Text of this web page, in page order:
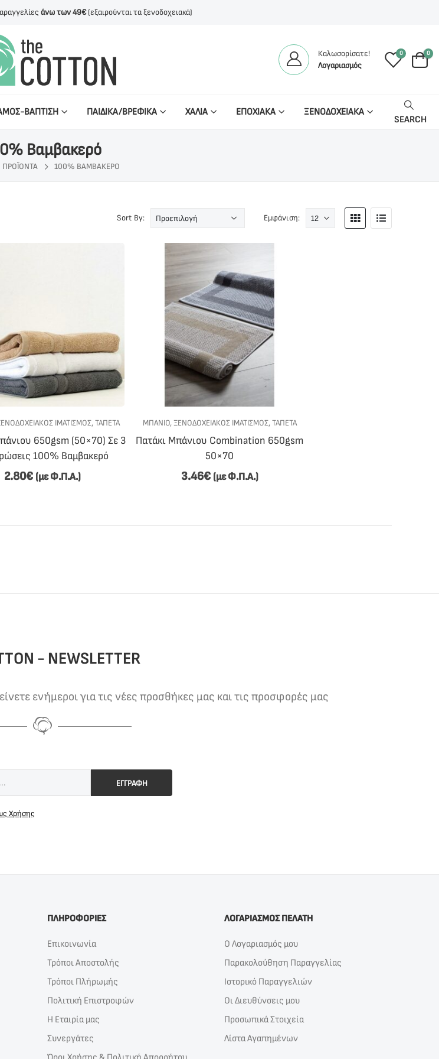
άνω των 49€(εξαιρούνται τα ξενοδοχειακά)
Καλωσορίσατε!
Λογαριασμός
0 0
ΒΑΠΤΙΣΗ ΠΑΙΔΙΚΑ/ΒΡΕΦΙΚΑ ΧΑΛΙΑ ΕΠΟΧΙΑΚΑ ΞΕΝΟΔΟΧΕΙΑΚΑ
SEARCH
Βαμβακερό
ΠΡΟΪΌΝΤΑ 100% ΒΑΜΒΑΚΕΡΌ
Sort By: Εμφάνιση:
ΙΜΑΤΙΣΜΟΣ,ΤΑΠΈΤΑ
650gsm (50×70) Σε 3
100% Βαμβακερό
2.80€ (με Φ.Π.Α.)
ΜΠΑΝΙΟ,ΞΕΝΟΔΟΧΕΙΑΚΟΣ ΙΜΑΤΙΣΜΟΣ,ΤΑΠΈΤΑ
Πατάκι Μπάνιου Combination 650gsm
50×70
3.46€ (με Φ.Π.Α.)
- NEWSLETTER
ενήμεροι για τις νέες προσθήκες μας και τις προσφορές μας
ΕΓΓΡΑΦΗ
Χρήσης
ΠΛΗΡΟΦΟΡΙΕΣ
Επικοινωνία
Τρόποι Αποστολής
Τρόποι Πλήρωμής
Πολιτική Επιστροφών
Η Εταιρία μας
Συνεργάτες
ΛΟΓΑΡΙΑΣΜΟΣ ΠΕΛΑΤΗ
Ο Λογαριασμός μου
Παρακολούθηση Παραγγελίας
Ιστορικό Παραγγελιών
Οι Διευθύνσεις μου
Προσωπικά Στοιχεία
Λίστα Αγαπημένων